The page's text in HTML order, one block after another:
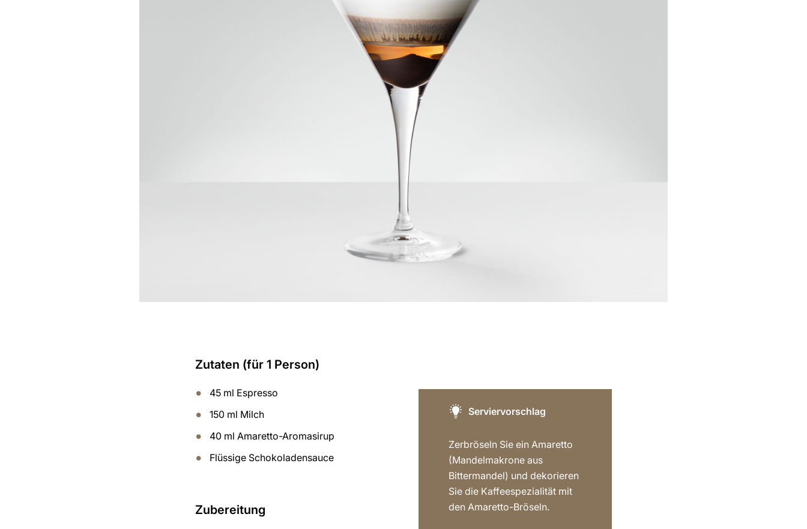
Zutaten (für 1 Person)
45 ml Espresso
150 ml Milch
40 ml Amaretto-Aromasirup
Flüssige Schokoladensauce
Zubereitung
Serviervorschlag
Zerbröseln Sie ein Amaretto
(Mandelmakrone aus
Bittermandel) und dekorieren
Sie die Kaffeespezialität mit
den Amaretto-Bröseln.